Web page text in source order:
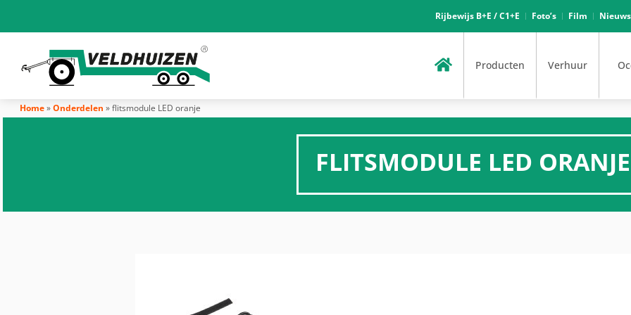
Rijbewijs B+E / C1+E Foto’s Film Nieuws
Producten Verhuur
Home»Onderdelen »flitsmodule LED oranje
FLITSMODULE LED ORANJE